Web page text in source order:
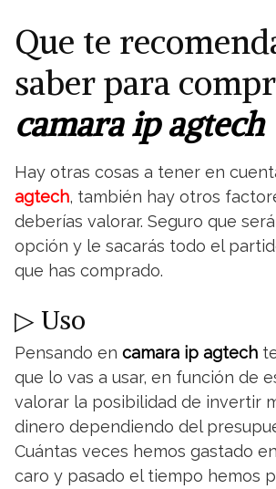
Que te
saber para
camara ip agtech
Hay otras cosas a tener en
agtech, también hay otros
deberías valorar. Seguro que
opción y le sacarás todo el
que has comprado.
▷ Uso
Pensando en camara ip agtech
que lo vas a usar, en función de
valorar la posibilidad de invertir
dinero dependiendo del
Cuántas veces hemos gastado
caro y pasado el tiempo hemos